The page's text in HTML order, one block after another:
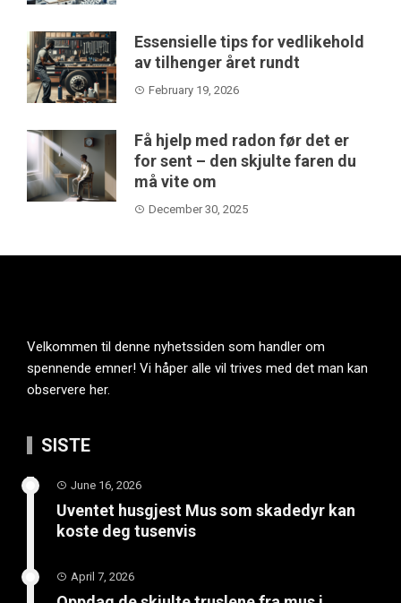
Essensielle tips for vedlikehold
av tilhenger året rundt
February 19, 2026
Få hjelp med radon før det er
for sent – den skjulte faren du
må vite om
December 30, 2025
Velkommen til denne nyhetssiden som handler om
spennende emner! Vi håper alle vil trives med det man kan
observere her.
SISTE
June 16, 2026
Uventet husgjest Mus som skadedyr kan
koste deg tusenvis
April 7, 2026